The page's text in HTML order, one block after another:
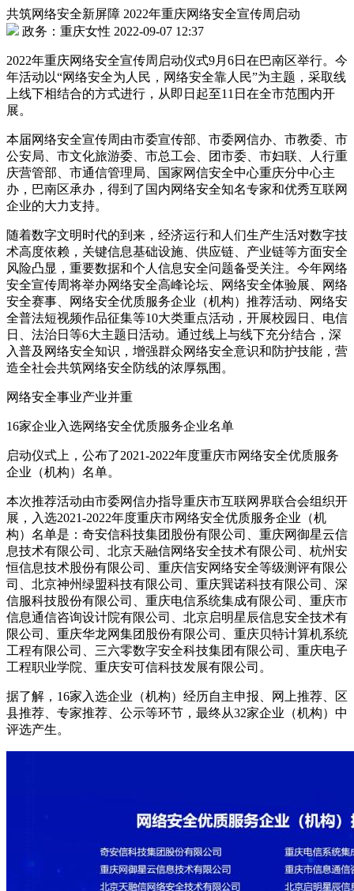
共筑网络安全新屏障 2022年重庆网络安全宣传周启动
政务：重庆女性 2022-09-07 12:37
2022年重庆网络安全宣传周启动仪式9月6日在巴南区举行。今
年活动以“网络安全为人民，网络安全靠人民”为主题，采取线
上线下相结合的方式进行，从即日起至11日在全市范围内开
展。
本届网络安全宣传周由市委宣传部、市委网信办、市教委、市
公安局、市文化旅游委、市总工会、团市委、市妇联、人行重
庆营管部、市通信管理局、国家网信安全中心重庆分中心主
办，巴南区承办，得到了国内网络安全知名专家和优秀互联网
企业的大力支持。
随着数字文明时代的到来，经济运行和人们生产生活对数字技
术高度依赖，关键信息基础设施、供应链、产业链等方面安全
风险凸显，重要数据和个人信息安全问题备受关注。今年网络
安全宣传周将举办网络安全高峰论坛、网络安全体验展、网络
安全赛事、网络安全优质服务企业（机构）推荐活动、网络安
全普法短视频作品征集等10大类重点活动，开展校园日、电信
日、法治日等6大主题日活动。通过线上与线下充分结合，深
入普及网络安全知识，增强群众网络安全意识和防护技能，营
造全社会共筑网络安全防线的浓厚氛围。
网络安全事业产业并重
16家企业入选网络安全优质服务企业名单
启动仪式上，公布了2021-2022年度重庆市网络安全优质服务
企业（机构）名单。
本次推荐活动由市委网信办指导重庆市互联网界联合会组织开
展，入选2021-2022年度重庆市网络安全优质服务企业（机
构）名单是：奇安信科技集团股份有限公司、重庆网御星云信
息技术有限公司、北京天融信网络安全技术有限公司、杭州安
恒信息技术股份有限公司、重庆信安网络安全等级测评有限公
司、北京神州绿盟科技有限公司、重庆巽诺科技有限公司、深
信服科技股份有限公司、重庆电信系统集成有限公司、重庆市
信息通信咨询设计院有限公司、北京启明星辰信息安全技术有
限公司、重庆华龙网集团股份有限公司、重庆贝特计算机系统
工程有限公司、三六零数字安全科技集团有限公司、重庆电子
工程职业学院、重庆安可信科技发展有限公司。
据了解，16家入选企业（机构）经历自主申报、网上推荐、区
县推荐、专家推荐、公示等环节，最终从32家企业（机构）中
评选产生。